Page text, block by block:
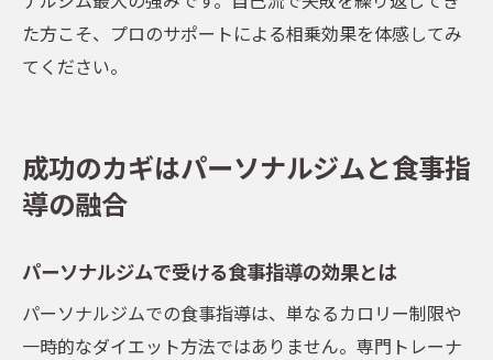
た方こそ、プロのサポートによる相乗効果を体感してみ
てください。
成功のカギはパーソナルジムと食事指
導の融合
パーソナルジムで受ける食事指導の効果とは
パーソナルジムでの食事指導は、単なるカロリー制限や
一時的なダイエット方法ではありません。専門トレーナ